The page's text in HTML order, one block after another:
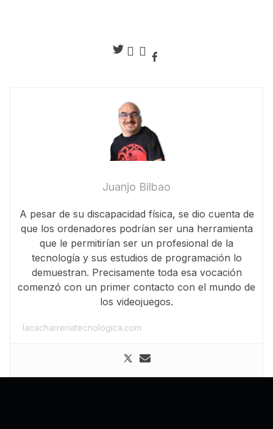
Juanjo Bilbao
A pesar de su discapacidad física, se dio cuenta de
que los ordenadores podrían ser una herramienta
que le permitirían ser un profesional de la
tecnología y sus estudios de programación lo
demuestran. Precisamente toda esa vocación
comenzó con un primer contacto con el mundo de
los videojuegos.
lacacharreriatecnologica.com